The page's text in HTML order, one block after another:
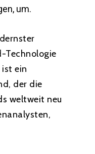
um.
Technologie
ein
der die
weltweit neu